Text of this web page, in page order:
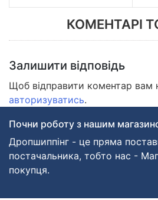
КОМЕНТАРІ
Залишити відповідь
Щоб відправити коментар вам
авторизуватись.
Почни роботу з нашим
Дропшиппінг - це пряма
постачальника, тобто нас -
покупця.